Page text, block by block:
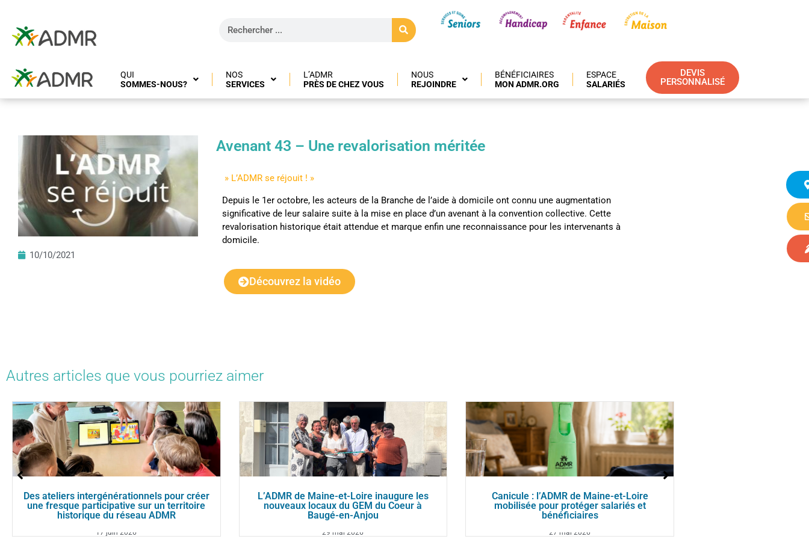
QUI
SOMMES-NOUS?
NOS
SERVICES
L’ADMR
PRÈS DE CHEZ VOUS
NOUS
REJOINDRE
BÉNÉFICIAIRES
MON ADMR.ORG
ESPACE
SALARIÉS
DEVIS
PERSONNALISÉ
10/10/2021
Avenant 43 – Une revalorisation méritée
» L’ADMR se réjouit ! »
Depuis le 1er octobre, les acteurs de la Branche de l’aide à domicile ont connu une augmentation
significative de leur salaire suite à la mise en place d’un avenant à la convention collective. Cette
revalorisation historique était attendue et marque enfin une reconnaissance pour les intervenants à
domicile.
Découvrez la vidéo
Autres articles que vous pourriez aimer
Des ateliers intergénérationnels pour créer
une fresque participative sur un territoire
historique du réseau ADMR
17 juin 2026
L’ADMR de Maine-et-Loire inaugure les
nouveaux locaux du GEM du Coeur à
Baugé-en-Anjou
29 mai 2026
Canicule : l’ADMR de Maine-et-Loire
mobilisée pour protéger salariés et
bénéficiaires
27 mai 2026